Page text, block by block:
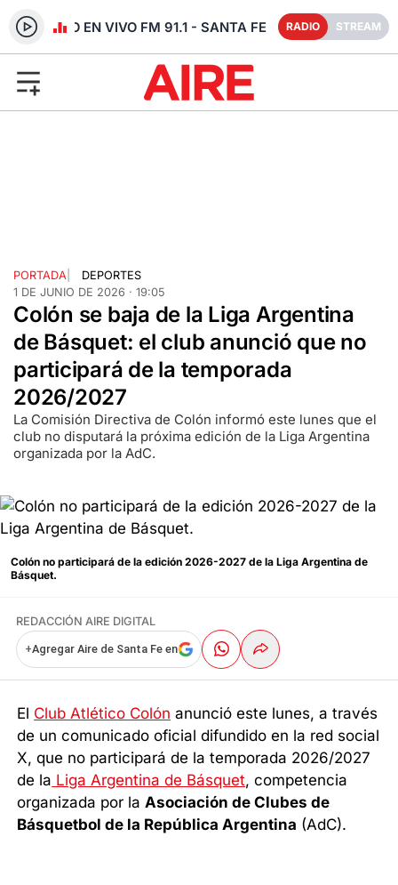
RADIO EN VIVO FM 91.1 - SANTA FE RADIO STREAM
PORTADA
DEPORTES
1 DE JUNIO DE 2026 · 19:05
Colón se baja de la Liga Argentina
de Básquet: el club anunció que no
participará de la temporada
2026/2027
La Comisión Directiva de Colón informó este lunes que el
club no disputará la próxima edición de la Liga Argentina
organizada por la AdC.
Colón no participará de la edición 2026-2027 de la Liga Argentina de
Básquet.
REDACCIÓN AIRE DIGITAL
+Agregar Aire de Santa Fe en
El Club Atlético Colón anunció este lunes, a través
de un comunicado oficial difundido en la red social
X, que no participará de la temporada 2026/2027
de la Liga Argentina de Básquet, competencia
organizada por laAsociación de Clubes de
Básquetbol de la República Argentina (AdC).